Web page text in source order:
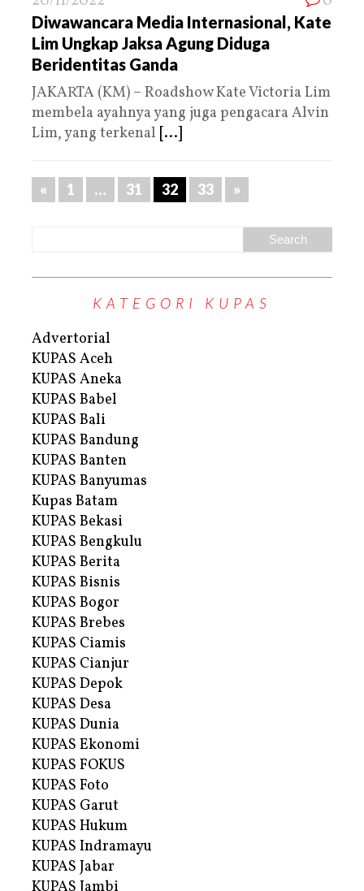
Diwawancara Media Internasional, Kate
Lim Ungkap Jaksa Agung Diduga
Beridentitas Ganda
JAKARTA (KM) – Roadshow Kate Victoria Lim
membela ayahnya yang juga pengacara Alvin
Lim, yang terkenal [...]
« 1 … 31 32 33 »
KATEGORI KUPAS
Advertorial
KUPAS Aceh
KUPAS Aneka
KUPAS Babel
KUPAS Bali
KUPAS Bandung
KUPAS Banten
KUPAS Banyumas
Kupas Batam
KUPAS Bekasi
KUPAS Bengkulu
KUPAS Berita
KUPAS Bisnis
KUPAS Bogor
KUPAS Brebes
KUPAS Ciamis
KUPAS Cianjur
KUPAS Depok
KUPAS Desa
KUPAS Dunia
KUPAS Ekonomi
KUPAS FOKUS
KUPAS Foto
KUPAS Garut
KUPAS Hukum
KUPAS Indramayu
KUPAS Jabar